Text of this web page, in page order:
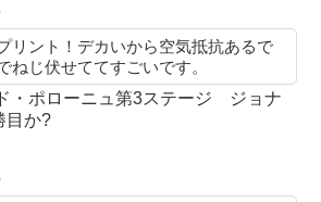
リント！デカいから空気抵抗あるで
ねじ伏せててすごいです。
・ポローニュ第3ステージ ジョナ
目か?